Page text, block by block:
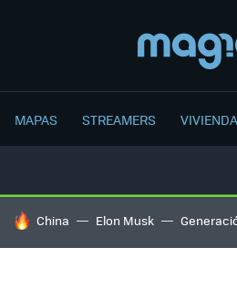
MAPAS STREAMERS VIVIENDA
HOY SE HABLA DE
China Elon Musk